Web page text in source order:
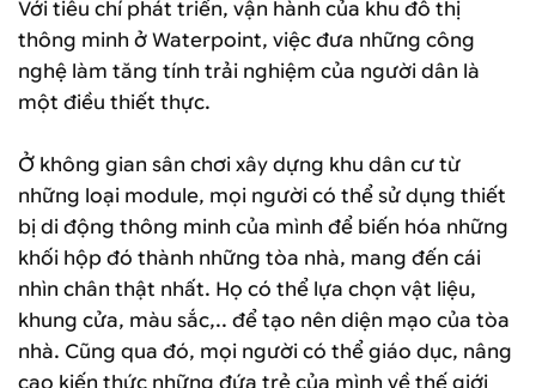
Với tiêu chí phát triển, vận hành của khu đô thị
thông minh ở Waterpoint, việc đưa những công
nghệ làm tăng tính trải nghiệm của người dân là
một điều thiết thực.
Ở không gian sân chơi xây dựng khu dân cư từ
những loại module, mọi người có thể sử dụng thiết
bị di động thông minh của mình để biến hóa những
khối hộp đó thành những tòa nhà, mang đến cái
nhìn chân thật nhất. Họ có thể lựa chọn vật liệu,
khung cửa, màu sắc,.. để tạo nên diện mạo của tòa
nhà. Cũng qua đó, mọi người có thể giáo dục, nâng
cao kiến thức những đứa trẻ của mình về thế giới